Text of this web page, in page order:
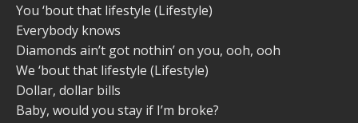
You ‘bout that lifestyle (Lifestyle)
Everybody knows
Diamonds ain’t got nothin’ on you, ooh, ooh
We ‘bout that lifestyle (Lifestyle)
Dollar, dollar bills
Baby, would you stay if I’m broke?